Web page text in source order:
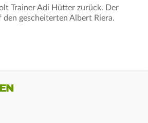
Trainer Adi Hütter zurück. Der
gescheiterten Albert Riera.